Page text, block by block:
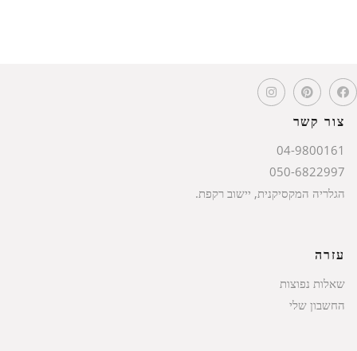
צור קשר
04-9800161
050-6822997
הגלריה המקסיקנית, יישוב רקפת.
עזרה
שאלות נפוצות
החשבון שלי